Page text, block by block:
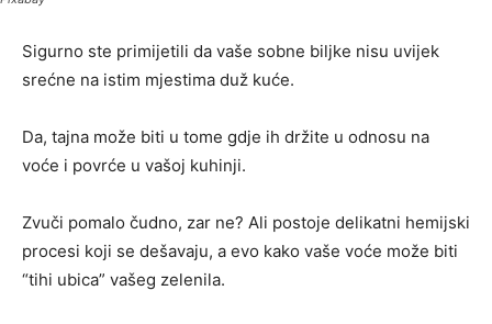
Sigurno ste primijetili da vaše sobne biljke nisu uvijek
srećne na istim mjestima duž kuće.
Da, tajna može biti u tome gdje ih držite u odnosu na
voće i povrće u vašoj kuhinji.
Zvuči pomalo čudno, zar ne? Ali postoje delikatni hemijski
procesi koji se dešavaju, a evo kako vaše voće može biti
“tihi ubica” vašeg zelenila.